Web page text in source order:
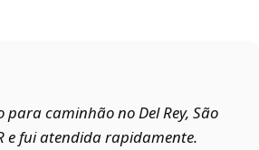
para caminhão no Del Rey, São
e fui atendida rapidamente.